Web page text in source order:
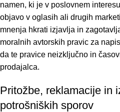
namen, ki je v poslovnem
objavo v oglasih ali drugih
mnenja hkrati izjavlja in
moralnih avtorskih pravic za
da te pravice neizključno in
prodajalca.
Pritožbe, reklamacije in
potrošniških sporov